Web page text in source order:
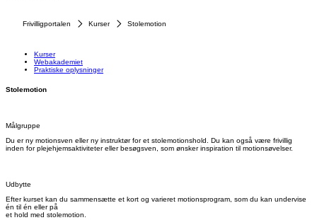
Frivilligportalen
Kurser Stolemotion
Kurser
Webakademiet
Praktiske oplysninger
Stolemotion
Målgruppe
Du er ny motionsven eller ny instruktør for et stolemotionshold. Du kan også være frivillig
inden for plejehjemsaktiviteter eller besøgsven, som ønsker inspiration til motionsøvelser.
Udbytte
Efter kurset kan du sammensætte et kort og varieret motionsprogram, som du kan undervise
én til én eller på
et hold med stolemotion.